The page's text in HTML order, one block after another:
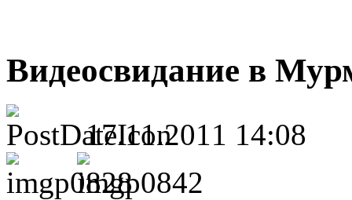
Видеосвидание в
17.11.2011 14:08